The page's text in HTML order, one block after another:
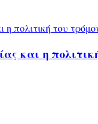
και η